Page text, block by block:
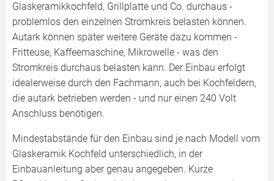
Glaskeramikkochfeld, Grillplatte und Co. durchaus -
problemlos den einzelnen Stromkreis belasten können.
Autark können später weitere Geräte dazu kommen -
Fritteuse, Kaffeemaschine, Mikrowelle - was den
Stromkreis durchaus belasten kann. Der Einbau erfolgt
idealerweise durch den Fachmann, auch bei Kochfeldern,
die autark betrieben werden - und nur einen 240 Volt
Anschluss benötigen.
Mindestabstände für den Einbau sind je nach Modell vom
Glaskeramik Kochfeld unterschiedlich, in der
Einbauanleitung aber genau angegeben. Kurze